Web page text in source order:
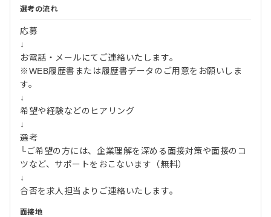
選考の流れ
応募
↓
お電話・メールにてご連絡いたします。
※WEB履歴書または履歴書データのご用意をお願いしま
す。
↓
希望や経験などのヒアリング
↓
選考
└ご希望の方には、企業理解を深める面接対策や面接のコ
ツなど、サポートをおこないます（無料）
↓
合否を求人担当よりご連絡いたします。
面接地